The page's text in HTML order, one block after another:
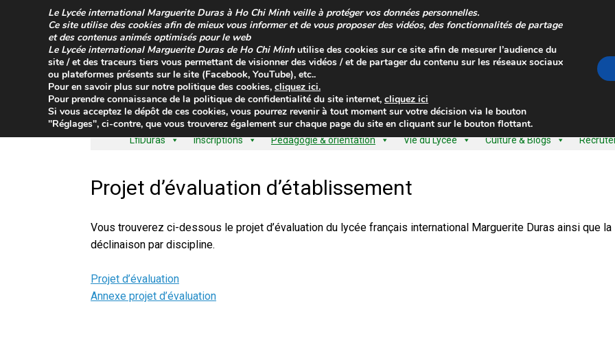
LfiDuras Inscriptions Pédagogie & orientation Vie du Lycée Culture & Blogs
Projet d’évaluation d’établissement
Vous trouverez ci-dessous le projet d’évaluation du lycée français international Marguerite Duras ainsi que la
déclinaison par discipline.
Projet d’évaluation
Annexe projet d’évaluation
Le Lycée international Marguerite Duras à Ho Chi Minhveille à protéger vos données personnelles.
Ce site utilise des cookies afin de mieux vous informer et de vous proposer des vidéos, des fonctionnalités de partage
et des contenus animés optimisés pour le web
Le Lycée international Marguerite Duras de Ho Chi Minhutilise des cookies sur ce site afin de mesurer l’audience du
site / et des traceurs tiers vous permettant de visionner des vidéos / et de partager du contenu sur les réseaux sociaux
ou plateformes présents sur le site (Facebook, YouTube), etc..
Pour en savoir plus sur notre politique des cookies, cliquez ici.
Pour prendre connaissance de la politique de confidentialité du site internet, cliquez ici
Si vous acceptez le dépôt de ces cookies, vous pourrez revenir à tout moment sur votre décision via le bouton
"Réglages", ci-contre, que vous trouverez également sur chaque page du site en cliquant sur le bouton flottant.